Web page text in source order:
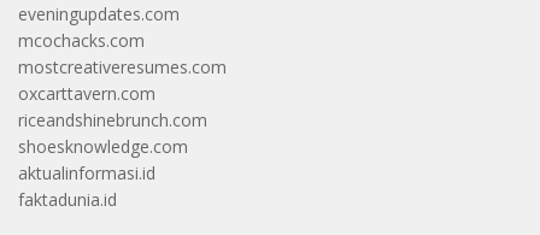
eveningupdates.com
mcochacks.com
mostcreativeresumes.com
oxcarttavern.com
riceandshinebrunch.com
shoesknowledge.com
aktualinformasi.id
faktadunia.id